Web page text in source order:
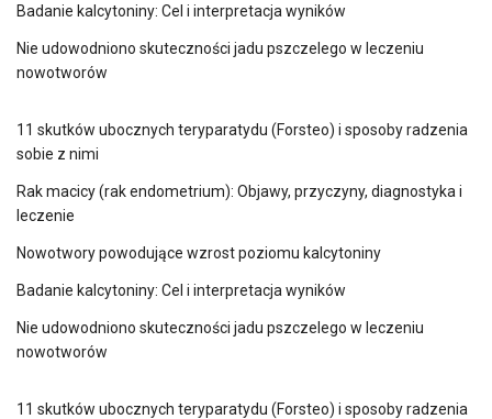
Badanie kalcytoniny: Cel i interpretacja wyników
Nie udowodniono skuteczności jadu pszczelego w leczeniu
nowotworów
11 skutków ubocznych teryparatydu (Forsteo) i sposoby radzenia
sobie z nimi
Rak macicy (rak endometrium): Objawy, przyczyny, diagnostyka i
leczenie
Nowotwory powodujące wzrost poziomu kalcytoniny
Badanie kalcytoniny: Cel i interpretacja wyników
Nie udowodniono skuteczności jadu pszczelego w leczeniu
nowotworów
11 skutków ubocznych teryparatydu (Forsteo) i sposoby radzenia